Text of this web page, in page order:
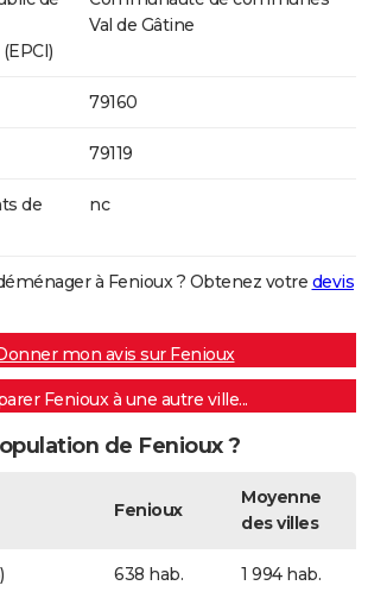
Val de Gâtine
79160
79119
de
nc
à Fenioux ? Obtenez votre devis
mon avis sur Fenioux
Fenioux à une autre ville...
de Fenioux ?
Fenioux
Moyenne
des villes
638 hab. 1 994 hab.